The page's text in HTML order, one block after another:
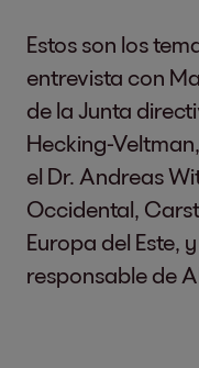
Estos son los
entrevista con
de la Junta
Hecking-
el Dr. Andreas
Occidental,
Europa del Este,
responsable de